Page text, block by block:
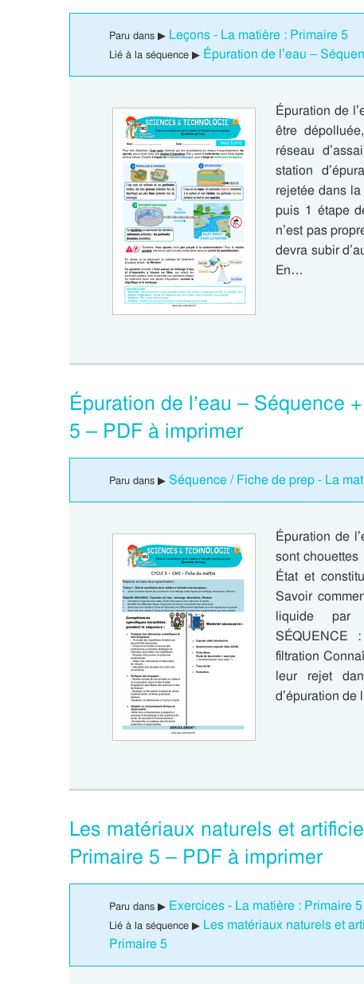
Paru dans ▶ Leçons - La matière : Primaire 5
Lié à la séquence ▶ Épuration de l’eau –
Épuration de
être
réseau
station
rejetée dans
puis 1 étape
n’est pas
devra subir
En…
Épuration de l’eau – Séquence
5 – PDF à imprimer
Paru dans ▶ Séquence / Fiche de prep - La
Épuration de
sont chouettes
État et
Savoir
liquide par
SÉQUENCE
filtration
leur rejet
d’épuration
Les matériaux naturels et
Primaire 5 – PDF à imprimer
Paru dans ▶ Exercices - La matière : Primaire 5
Lié à la séquence ▶ Les matériaux naturels et
Primaire 5